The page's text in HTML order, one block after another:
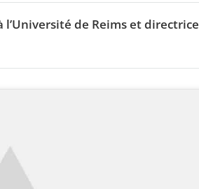
de Reims et directrice